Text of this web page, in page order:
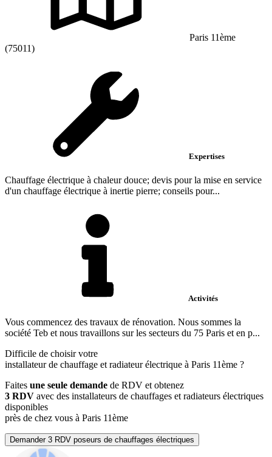
Paris 11ème
(75011)
Expertises
Chauffage électrique à chaleur douce; devis pour la mise en service
d'un chauffage électrique à inertie pierre; conseils pour...
Activités
Vous commencez des travaux de rénovation. Nous sommes la
société Teb et nous travaillons sur les secteurs du 75 Paris et en p...
Difficile de choisir votre
installateur de chauffage et radiateur électrique à Paris 11ème ?
Faites une seule demande de RDV et obtenez
3 RDV avec des installateurs de chauffages et radiateurs électriques
disponibles
près de chez vous à Paris 11ème
Demander 3 RDV poseurs de chauffages électriques